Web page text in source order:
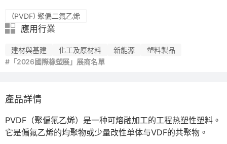
(PVDF) 聚偏二氟乙烯
應用行業
建材與基建 化工及原材料 新能源
塑料製品
#「2026國際橡塑展」展商名單
產品詳情
PVDF（聚偏氟乙烯）是一种可熔融加工的工程热塑性塑料。
它是偏氟乙烯的均聚物或少量改性单体与VDF的共聚物。